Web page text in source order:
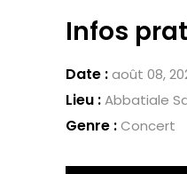
Infos
Date :août 08,
Lieu :Abbatiale
Genre :Concert